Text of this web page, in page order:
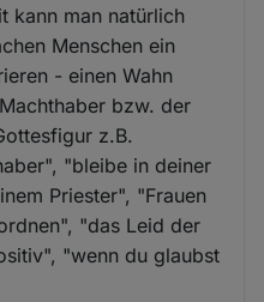
kann man natürlich
Menschen ein
- einen Wahn
bzw. der
z.B.
"bleibe in deiner
Priester", "Frauen
"das Leid der
"wenn du glaubst